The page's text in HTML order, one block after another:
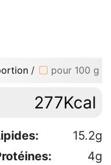
/ pour 100 g
277Kcal
15.2g
4g